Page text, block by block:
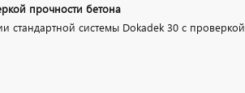
прочности бетона
стандартной системы Dokadek 30 с проверкой